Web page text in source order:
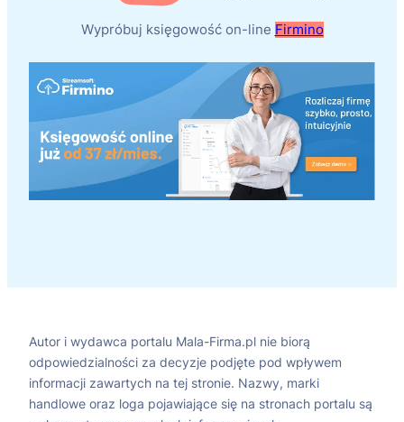
Wypróbuj księgowość on-line Firmino
Autor i wydawca portalu Mala-Firma.pl nie biorą
odpowiedzialności za decyzje podjęte pod wpływem
informacji zawartych na tej stronie. Nazwy, marki
handlowe oraz loga pojawiające się na stronach portalu są